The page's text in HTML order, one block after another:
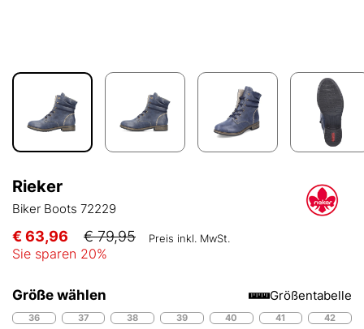
Rieker
Biker Boots 72229
€ 63,96 € 79,95 Preis inkl. MwSt.
Sie sparen 20%
Größe wählen Größentabelle
36 37 38 39 40 41
42